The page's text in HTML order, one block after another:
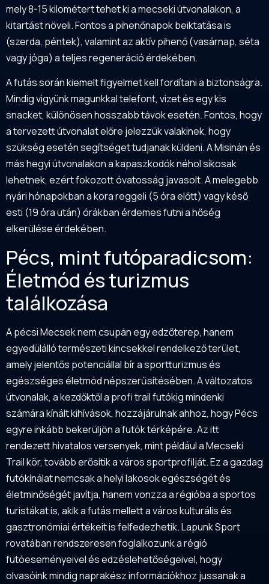
mely 8-15 kilométert tehet ki a mecseki útvonalakon, a
kitartást növeli. Fontos a pihenőnapok beiktatása is
(szerda, péntek), valamint az aktív pihenő (vasárnap, séta
vagy jóga) a teljes regeneráció érdekében.
A futás során kiemelt figyelmet kell fordítani a biztonságra.
Mindig vigyünk magunkkal telefont, vizet és egy kis
snacket, különösen hosszabb távok esetén. Fontos, hogy
a tervezett útvonalat előre jelezzük valakinek, hogy
szükség esetén segítséget tudjanak küldeni. A Misinán és
más hegyi útvonalakon a kapaszkodók néhol síkosak
lehetnek, ezért fokozott óvatosság javasolt. A melegebb
nyári hónapokban a kora reggeli (5 óra előtt) vagy késő
esti (19 óra után) órákban érdemes futni a hőség
elkerülése érdekében.
Pécs, mint futóparadicsom:
Életmód és turizmus
találkozása
A pécsi Mecsek nem csupán egy edzőterep, hanem
egyedülálló természeti kincsekkel rendelkező terület,
amely jelentős potenciállal bír a sportturizmus és
egészséges életmód népszerűsítésében. A változatos
útvonalak, a kezdőktől a profi trail futókig mindenki
számára kínált kihívások, hozzájárulnak ahhoz, hogy Pécs
egyre inkább bekerüljön a futók térképére. Az itt
rendezett hivatalos versenyek, mint például a Mecseki
Trail kör, tovább erősítik a város sportprofilját. Ez a gazdag
futókínálat nemcsak a helyi lakosok egészségét és
életminőségét javítja, hanem vonzza a régióba a sportos
turistákat is, akik a futás mellett a város kulturális és
gasztronómiai értékeit is felfedezhetik. Lapunk Sport
rovatában rendszeresen foglalkozunk a régió
futóeseményeivel és edzéslehetőségeivel, hogy
olvasóink mindig naprakész információkhoz jussanak a